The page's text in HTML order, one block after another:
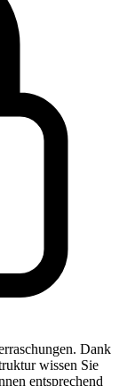
Dank
wissen Sie
entsprechend